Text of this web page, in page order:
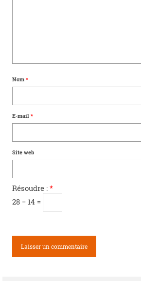
Nom *
E-mail *
Site web
Résoudre : *
28 − 14 =